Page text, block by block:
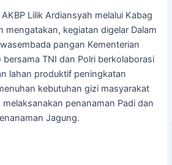
Lilik Ardiansyah melalui Kabag
mengatakan, kegiatan digelar Dalam
pangan Kementerian
bersama TNI dan Polri berkolaborasi
lahan produktif peningkatan
kebutuhan gizi masyarakat
penanaman Padi dan
Jagung.